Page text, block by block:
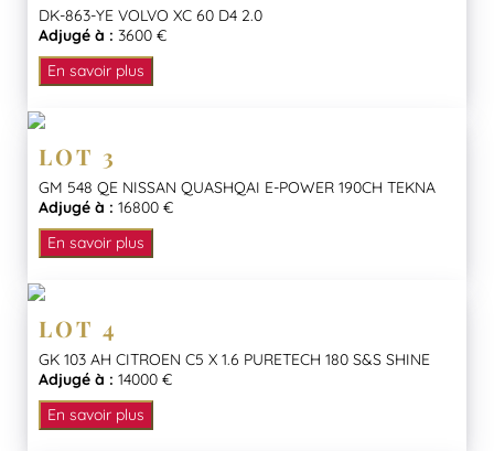
DK-863-YE VOLVO XC 60 D4 2.0
Adjugé à : 3600 €
En savoir plus
LOT 3
GM 548 QE NISSAN QUASHQAI E-POWER 190CH TEKNA
Adjugé à : 16800 €
En savoir plus
LOT 4
GK 103 AH CITROEN C5 X 1.6 PURETECH 180 S&S SHINE
Adjugé à : 14000 €
En savoir plus